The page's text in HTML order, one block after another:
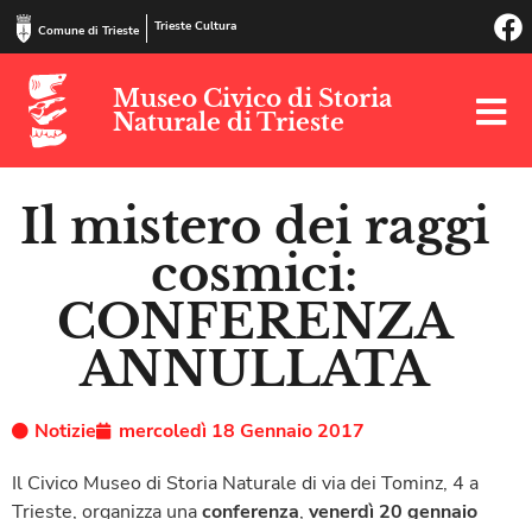
Comune di Trieste Trieste Cultura
Museo Civico di Storia
Naturale di Trieste
Il mistero dei raggi
cosmici:
CONFERENZA
ANNULLATA
Notizie
mercoledì 18 Gennaio 2017
Il Civico Museo di Storia Naturale di via dei Tominz, 4 a
Trieste, organizza unaconferenza, venerdì 20 gennaio